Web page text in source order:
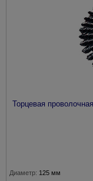
Торцевая
Диаметр: 125 мм